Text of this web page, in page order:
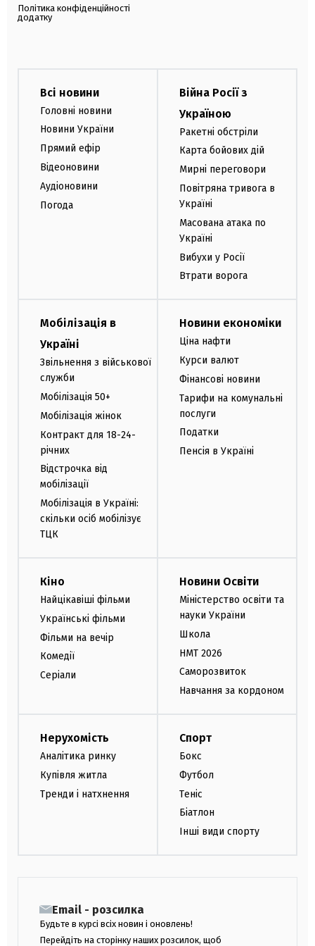
Політика конфіденційності
додатку
Всі новини
Головні новини
Новини України
Прямий ефір
Відеоновини
Аудіоновини
Погода
Війна Росії з
Україною
Ракетні обстріли
Карта бойових дій
Мирні переговори
Повітряна тривога в
Україні
Масована атака по
Україні
Вибухи у Росії
Втрати ворога
Мобілізація в
Україні
Звільнення з військової
служби
Мобілізація 50+
Мобілізація жінок
Контракт для 18-24-
річних
Відстрочка від
мобілізації
Мобілізація в Україні:
скільки осіб мобілізує
ТЦК
Новини економіки
Ціна нафти
Курси валют
Фінансові новини
Тарифи на комунальні
послуги
Податки
Пенсія в Україні
Кіно
Найцікавіші фільми
Українські фільми
Фільми на вечір
Комедії
Серіали
Новини Освіти
Міністерство освіти та
науки України
Школа
НМТ 2026
Саморозвиток
Навчання за кордоном
Нерухомість
Аналітика ринку
Купівля житла
Тренди і натхнення
Спорт
Бокс
Футбол
Теніс
Біатлон
Інші види спорту
Email - розсилка
Будьте в курсі всіх новин і оновлень!
Перейдіть на сторінку наших розсилок, щоб